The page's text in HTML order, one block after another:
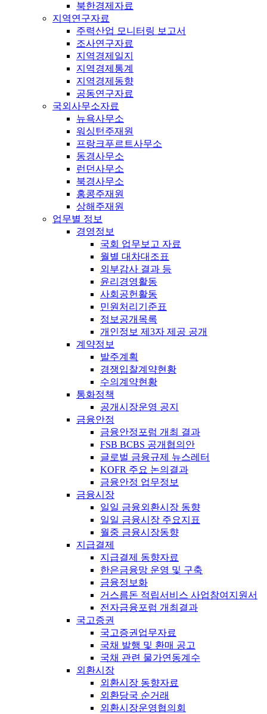
북한경제자료
지역연구자료
주력산업 모니터링 보고서
조사연구자료
지역경제일지
지역경제통계
지역경제동향
공동연구자료
국외사무소자료
뉴욕사무소
워싱턴주재원
프랑크푸르트사무소
동경사무소
런던사무소
북경사무소
홍콩주재원
상해주재원
업무별 정보
경영정보
국회 업무보고 자료
월별 대차대조표
외부감사 결과 등
윤리경영활동
사회공헌활동
민원처리기준표
정보공개목록
개인정보 제3자 제공 공개
계약정보
발주계획
경쟁입찰계약현황
수의계약현황
통화정책
공개시장운영 공지
금융안정
금융안정포럼 개최 결과
FSB BCBS 공개협의안
글로벌 금융규제 뉴스레터
KOFR 주요 논의결과
금융안정 업무정보
금융시장
일일 금융외환시장 동향
일일 금융시장 주요지표
월중 금융시장동향
지급결제
지급결제 동향자료
한은금융망 운영 및 구축
금융정보화
거스름돈 적립서비스 사업참여지원서
전자금융포럼 개최결과
국고증권
국고증권업무자료
국채 발행 및 환매 공고
국채 관련 물가연동계수
외환시장
외환시장 동향자료
외환당국 순거래
외환시장운영협의회